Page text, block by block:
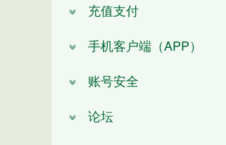
充值支付
手机客户端（APP）
账号安全
论坛